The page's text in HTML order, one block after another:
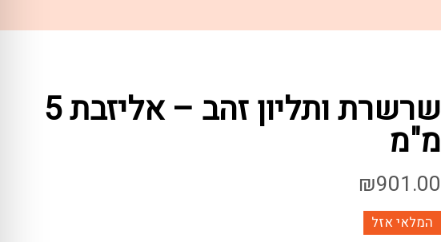
שרשרת ותליון זהב – אליזבת 5
מ"מ
₪901.00
המלאי אזל